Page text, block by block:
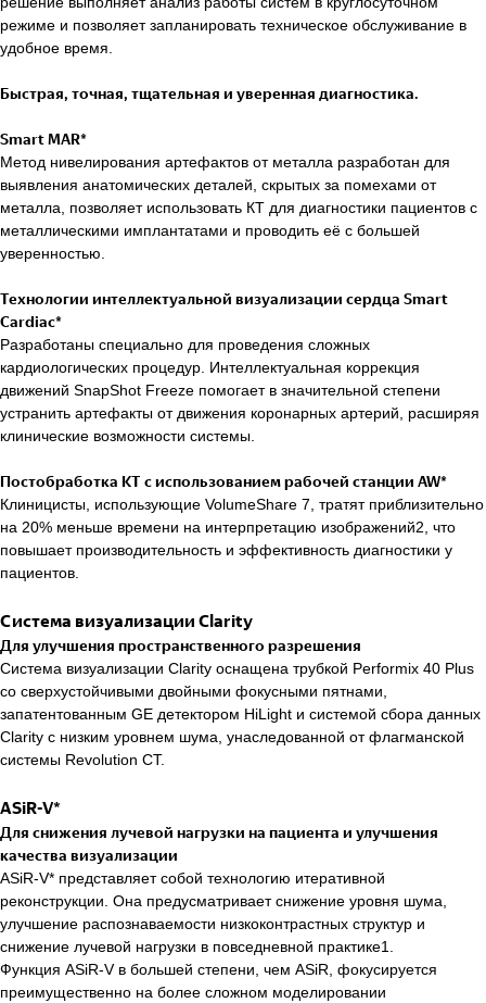
режиме и позволяет запланировать техническое обслуживание в
удобное время.
Быстрая, точная, тщательная и уверенная диагностика.
Smart MAR*
Метод нивелирования артефактов от металла разработан для
выявления анатомических деталей, скрытых за помехами от
металла, позволяет использовать КТ для диагностики пациентов с
металлическими имплантатами и проводить её с большей
уверенностью.
Технологии интеллектуальной визуализации сердца Smart
Cardiac*
Разработаны специально для проведения сложных
кардиологических процедур. Интеллектуальная коррекция
движений SnapShot Freeze помогает в значительной степени
устранить артефакты от движения коронарных артерий, расширяя
клинические возможности системы.
Постобработка КТ с использованием рабочей станции AW*
Клиницисты, использующие VolumeShare 7, тратят приблизительно
на 20% меньше времени на интерпретацию изображений2, что
повышает производительность и эффективность диагностики у
пациентов.
Система визуализации Clarity
Для улучшения пространственного разрешения
Система визуализации Clarity оснащена трубкой Performix 40 Plus
со сверхустойчивыми двойными фокусными пятнами,
запатентованным GE детектором HiLight и системой сбора данных
Clarity с низким уровнем шума, унаследованной от флагманской
системы Revolution CT.
ASiR-V*
Для снижения лучевой нагрузки на пациента и улучшения
качества визуализации
ASiR-V* представляет собой технологию итеративной
реконструкции. Она предусматривает снижение уровня шума,
улучшение распознаваемости низкоконтрастных структур и
снижение лучевой нагрузки в повседневной практике1.
Функция ASiR-V в большей степени, чем ASiR, фокусируется
преимущественно на более сложном моделировании